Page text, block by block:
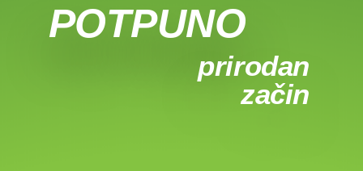
POTPUNO
prirodan
začin